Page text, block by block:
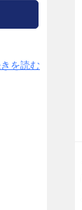
れ、
た！
れた
を読む